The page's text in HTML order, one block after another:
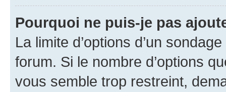
Pourquoi ne puis-je pas
La limite d’options d’un
forum. Si le nombre d’options
vous semble trop restreint,